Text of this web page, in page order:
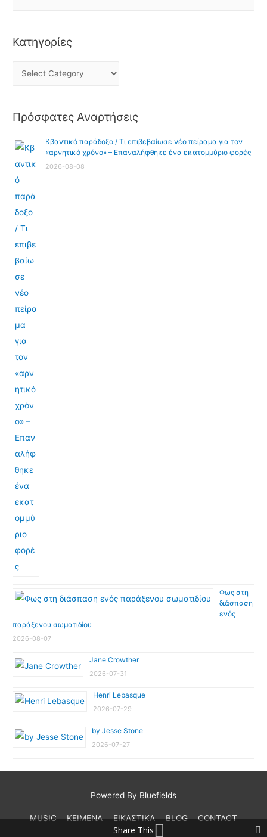
Κατηγορίες
Πρόσφατες Αναρτήσεις
Κβαντικό παράδοξο / Τι επιβεβαίωσε νέο πείραμα για τον
«αρνητικό χρόνο» – Επαναλήφθηκε ένα εκατομμύριο φορές
2026-08-08
Φως στη
διάσπαση
ενός
παράξενου σωματιδίου
2026-08-07
Jane Crowther
2026-07-31
Henri Lebasque
2026-07-29
by Jesse Stone
2026-07-27
Powered By Bluefields
MUSIC ΚΕΙΜΕΝΑ ΕΙΚΑΣΤΙΚΑ BLOG CONTACT
Share This